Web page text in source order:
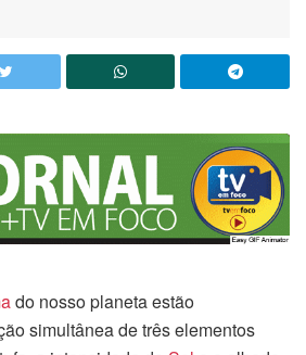
do nosso planeta estão
simultânea de três elementos